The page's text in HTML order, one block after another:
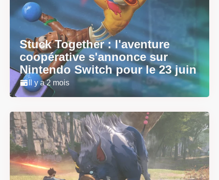
Stuck Together : l'aventure
coopérative s'annonce sur
Nintendo Switch pour le 23 juin
Il y a 2 mois